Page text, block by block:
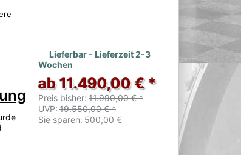
Lieferbar - Lieferzeit 2-3
Wochen
ab 11.490,00 € *
Preis bisher: 11.990,00 € *
UVP: 19.550,00 € *
Sie sparen: 500,00 €